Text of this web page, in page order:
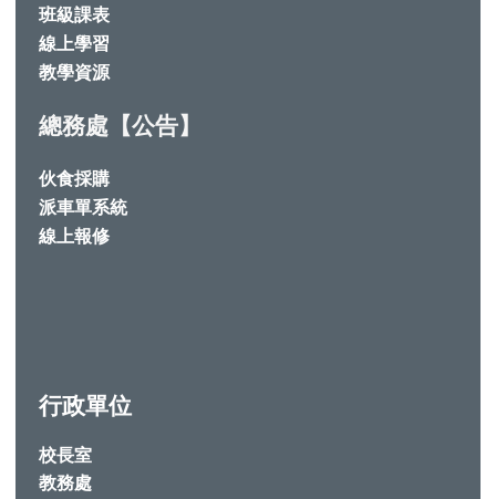
班級課表
線上學習
教學資源
總務處【公告】
伙食採購
派車單系統
線上報修
行政單位
校長室
教務處